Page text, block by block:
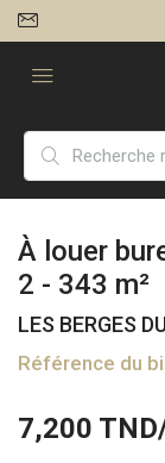
À louer
2 - 343 m²
LES BERGES
Référence du
7,200